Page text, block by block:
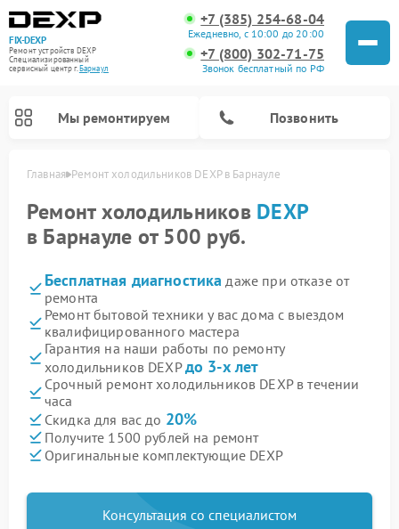
FIX-DEXP
Ремонт устройств DEXP
Специализированный
cервисный центр г.Барнаул
+7 (385) 254-68-04
Ежедневно, с 10:00 до 20:00
+7 (800) 302-71-75
Звонок бесплатный по РФ
Мы ремонтируем Позвонить
Главная Ремонт холодильников DEXP в Барнауле
Ремонт холодильников DEXP
в Барнауле от 500 руб.
Бесплатная диагностика даже при отказе от
ремонта
Ремонт бытовой техники у вас дома с выездом
квалифицированного мастера
Гарантия на наши работы по ремонту
холодильников DEXPдо 3-х лет
Срочный ремонт холодильников DEXP в течении
часа
Скидка для вас до 20%
Получите 1500 рублей на ремонт
Оригинальные комплектующие DEXP
Консультация со специалистом